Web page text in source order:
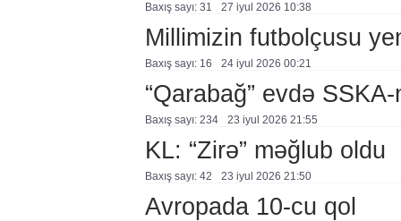
Baxış sayı: 31 27 i̇yul 2026 10:38
Millimizin futbolçusu
Baxış sayı: 16 24 i̇yul 2026 00:21
“Qarabağ” evdə
Baxış sayı: 234 23 i̇yul 2026 21:55
KL: “Zirə” məğlub oldu
Baxış sayı: 42 23 i̇yul 2026 21:50
Avropada 10-cu qol